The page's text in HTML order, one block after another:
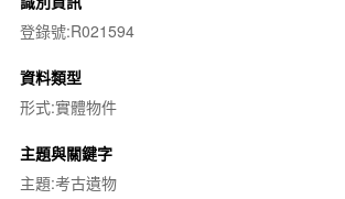
登錄號:R021594
資料類型
形式:實體物件
主題與關鍵字
主題:考古遺物